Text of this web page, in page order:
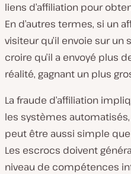
liens d’affiliation pour
En d’autres termes, si un
visiteur qu’il envoie sur un
croire qu’il a envoyé plus
réalité, gagnant un plus
La fraude d’affiliation
les systèmes
peut être aussi simple
Les escrocs doivent
niveau de compétences